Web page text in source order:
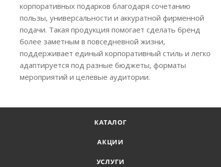
корпоративных подарков благодаря сочетанию
пользы, универсальности и аккуратной фирменной
подачи. Такая продукция помогает сделать бренд
более заметным в повседневной жизни,
поддерживает единый корпоративный стиль и легко
адаптируется под разные бюджеты, форматы
мероприятий и целевые аудитории.
КАТАЛОГ
АКЦИИ
УСЛУГИ